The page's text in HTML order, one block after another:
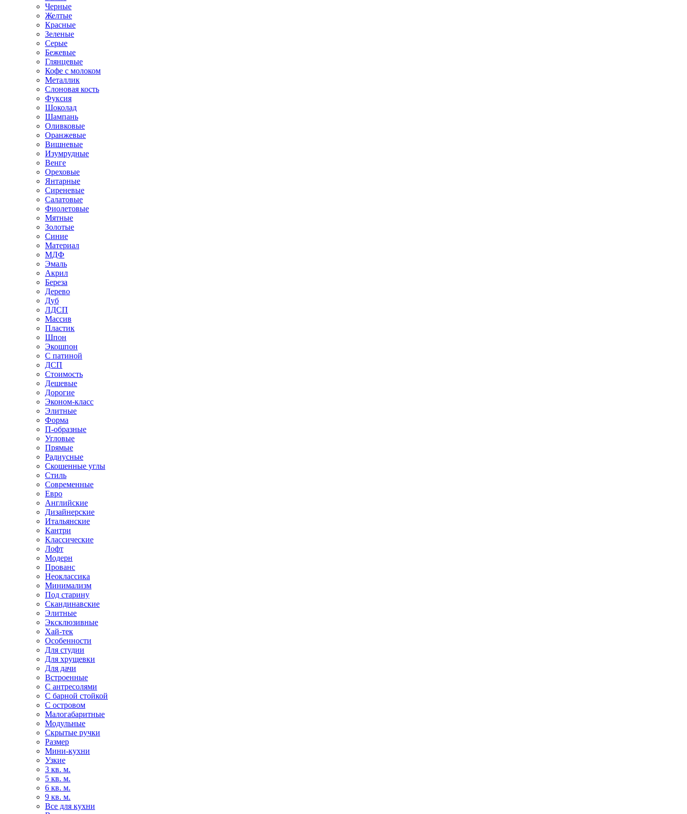
Черные
Желтые
Красные
Зеленые
Серые
Бежевые
Глянцевые
Кофе с молоком
Металлик
Слоновая кость
Фуксия
Шоколад
Шампань
Оливковые
Оранжевые
Вишневые
Изумрудные
Венге
Ореховые
Янтарные
Сиреневые
Салатовые
Фиолетовые
Мятные
Золотые
Синие
Материал
МДФ
Эмаль
Акрил
Береза
Дерево
Дуб
ЛДСП
Массив
Пластик
Шпон
Экошпон
С патиной
ДСП
Стоимость
Дешевые
Дорогие
Эконом-класс
Элитные
Форма
П-образные
Угловые
Прямые
Радиусные
Скошенные углы
Стиль
Современные
Евро
Английские
Дизайнерские
Итальянские
Кантри
Классические
Лофт
Модерн
Прованс
Неоклассика
Минимализм
Под старину
Скандинавские
Элитные
Эксклюзивные
Хай-тек
Особенности
Для студии
Для хрущевки
Для дачи
Встроенные
С антресолями
С барной стойкой
С островом
Малогабаритные
Модульные
Скрытые ручки
Размер
Мини-кухни
Узкие
3 кв. м.
5 кв. м.
6 кв. м.
9 кв. м.
Все для кухни